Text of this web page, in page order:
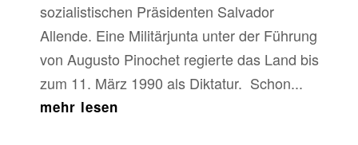
sozialistischen Präsidenten Salvador
Allende. Eine Militärjunta unter der Führung
von Augusto Pinochet regierte das Land bis
zum 11. März 1990 als Diktatur. Schon...
mehr lesen